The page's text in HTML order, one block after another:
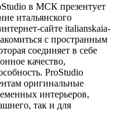
в МСК презентует
итальянского
сайте italianskaia-
с пространным
соединяет в себе
качество,
ProStudio
оригинальные
интерьеров,
так и для